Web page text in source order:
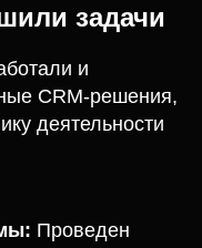
задачи
и
CRM-решения,
деятельности
Проведен